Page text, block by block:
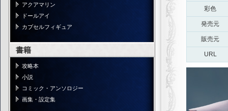
アクアマリン
ドールアイ
カプセルフィギュア
書籍
攻略本
小説
コミック・アンソロジー
画集・設定集
彩色
発売元
販売元
URL